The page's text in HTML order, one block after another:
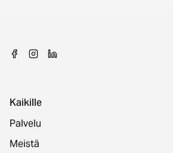
Kaikille
Palvelu
Meistä